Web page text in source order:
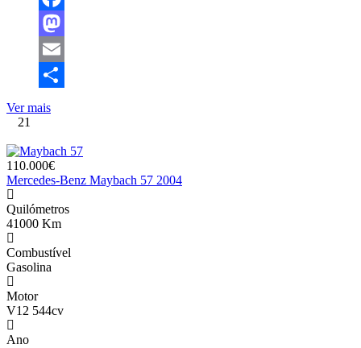
Facebook
Mastodon
Email
Share
Ver mais
21
110.000€
Mercedes-Benz Maybach 57 2004
Quilómetros
41000 Km
Combustível
Gasolina
Motor
V12 544cv
Ano